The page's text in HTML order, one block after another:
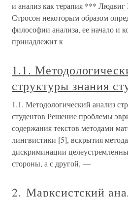
и анализ как терапия ***
Стросон некоторым образом
философии анализа, ее начало и
принадлежит к
1.1.
структуры знания
1.1. Методологический анализ
студентов Решение проблемы
содержания текстов методами
лингвистики [5], вскрытия
дискриминации
стороны, а с другой, —
2. Марксистский